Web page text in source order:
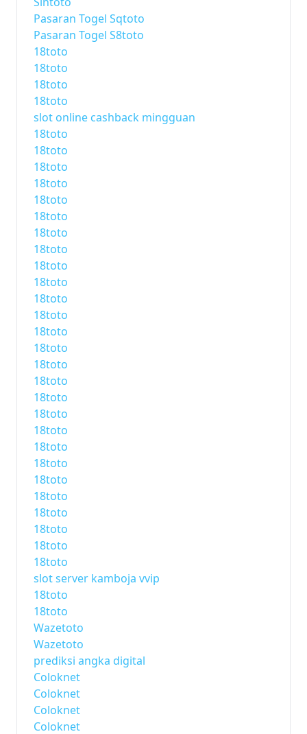
Pasaran Togel Sqtoto
Pasaran Togel S8toto
18toto
18toto
18toto
18toto
slot online cashback mingguan
18toto
18toto
18toto
18toto
18toto
18toto
18toto
18toto
18toto
18toto
18toto
18toto
18toto
18toto
18toto
18toto
18toto
18toto
18toto
18toto
18toto
18toto
18toto
18toto
18toto
18toto
18toto
slot server kamboja vvip
18toto
18toto
Wazetoto
Wazetoto
prediksi angka digital
Coloknet
Coloknet
Coloknet
Coloknet